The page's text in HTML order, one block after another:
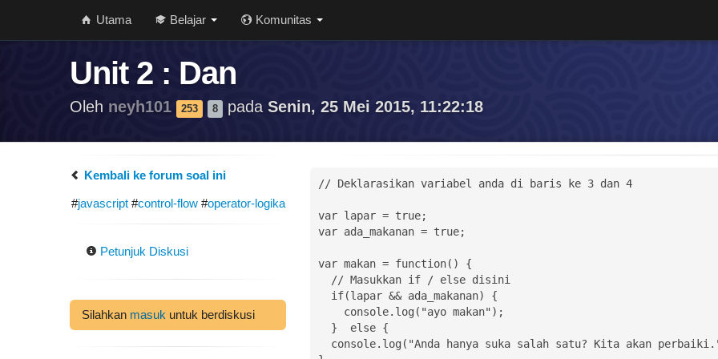
Utama Belajar Komunitas
Unit 2 : Dan
Oleh neyh101 253 8 pada Senin, 25 Mei 2015, 11:22:18
Kembali ke forum soal ini
#javascript#control-flow#operator-logika
Petunjuk Diskusi
Silahkan masuk untuk berdiskusi
// Deklarasikan variabel anda di baris ke 3 dan 4
var lapar = true;
var ada_makanan = true;
var makan = function() {